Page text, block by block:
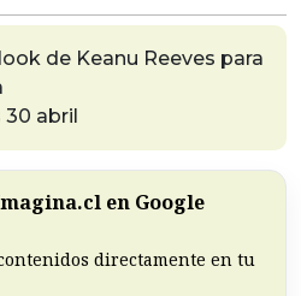
de Keanu Reeves para
30 abril
en Google
directamente en tu